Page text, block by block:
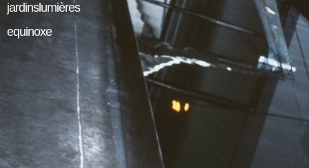
jardinslumières
equinoxe